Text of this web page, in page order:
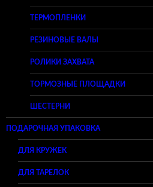
ТЕРМОПЛЕНКИ
РЕЗИНОВЫЕ ВАЛЫ
РОЛИКИ ЗАХВАТА
ТОРМОЗНЫЕ ПЛОЩАДКИ
ШЕСТЕРНИ
ПОДАРОЧНАЯ УПАКОВКА
ДЛЯ КРУЖЕК
ДЛЯ ТАРЕЛОК